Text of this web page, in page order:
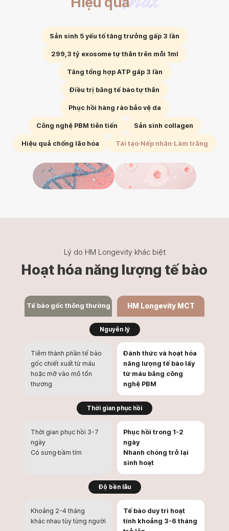
Sản sinh 5 yếu tố tăng trưởng gấp 3 lần
299,3 tỷ exosome tự thân trên mỗi 1ml
Tăng tổng hợp ATP gấp 3 lần
Điều trị bằng tế bào tự thân
Phục hồi hàng rào bảo vệ da
Công nghệ PBM tiên tiến Sản sinh collagen
Hiệu quả chống lão hóa Tái tạo·Nếp nhăn·Làm trắng
Lý do HM Longevity khác biệt
Hoạt hóa năng lượng tế bào
Tế bào gốc thông thường HM LongevityMCT
Nguyên lý
Tiêm thành phần tế bào
gốc chiết xuất từ máu
hoặc mỡ vào mô tổn
thương
Đánh thức và hoạt hóa
năng lượng tế bào lấy
từ máu bằng công
nghệ PBM
Thời gian phục hồi
Thời gian phục hồi 3-7
ngày
Có sưng·bầm tím
Phục hồi trong 1-2
ngày
Nhanh chóng trở lại
sinh hoạt
Độ bền lâu
Khoảng 2-4 tháng
khác nhau tùy từng người
Tế bào duy trì hoạt
tính khoảng 3-6 tháng